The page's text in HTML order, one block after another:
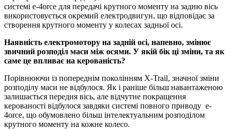
системі e-4orce для передачі крутного моменту на задню вісь
використовується окремий електродвигун, що відповідає за
створення крутного моменту у колесах задньої осі.
Наявність електромотору на задній осі, напевно, змінює
звичний розподіл маси між осями. У якій бік ці зміни, та як
саме це впливає на керованість?
Порівнюючи із попереднім поколінням X-Trail, значної зміни
розподілу маси не відбулося. Як і раніше більш навантаженою
залишається передня вісь, але відчутне покращення
керованості відбулося завдяки системі повного приводу e-
4orce, що обумовлено більш інтелектуальним розподілом
крутного моменту на кожне колесо.